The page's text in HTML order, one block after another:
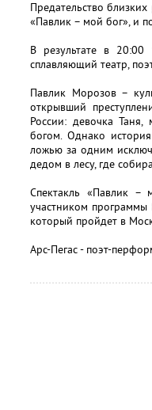
Предательство
«Павлик – мой бог», и
В результате в
сплавляющий театр,
Павлик Морозов –
открывший
России: девочка
богом. Однако
ложью за одним
дедом в лесу, где
Спектакль «Павлик –
участником программы
который пройдет в
Арс-Пегас - поэт-